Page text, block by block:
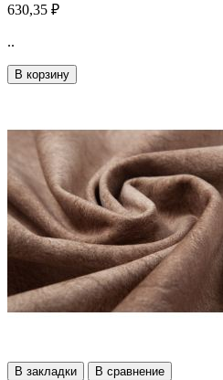
630,35 ₽
..
В корзину
В закладки В сравнение